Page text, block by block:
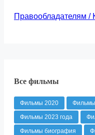
Правообладателям /
Все фильмы
Фильмы 2020 Фильмы
Фильмы 2023 года
Фильмы биография